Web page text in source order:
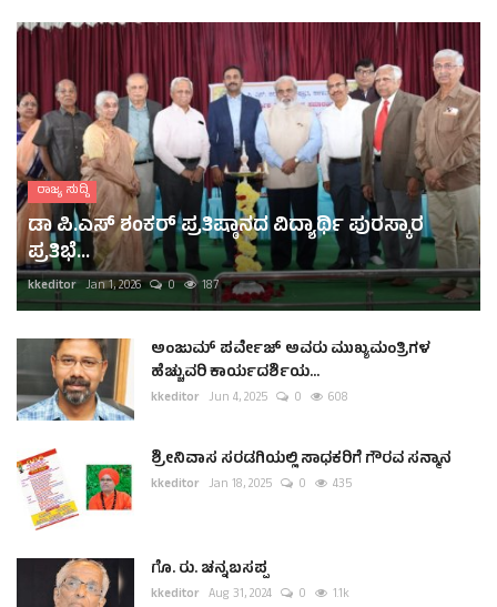
ರಾಜ್ಯ ಸುದ್ದಿ
ಡಾ ಪಿ.ಎಸ್ ಶಂಕರ್ ಪ್ರತಿಷ್ಠಾನದ ವಿದ್ಯಾರ್ಥಿ ಪುರಸ್ಕಾರ
ಪ್ರತಿಭೆ...
kkeditor Jan 1, 2026 0 187
ಅಂಜುಮ್ ಪರ್ವೇಜ್ ಅವರು ಮುಖ್ಯಮಂತ್ರಿಗಳ
ಹೆಚ್ಚುವರಿ ಕಾರ್ಯದರ್ಶಿಯ...
kkeditor Jun 4, 2025 0 608
ಶ್ರೀನಿವಾಸ ಸರಡಗಿಯಲ್ಲಿ ಸಾಧಕರಿಗೆ ಗೌರವ ಸನ್ಮಾನ
kkeditor Jan 18, 2025 0 435
ಗೊ. ರು. ಚನ್ನಬಸಪ್ಪ
kkeditor Aug 31, 2024 0 1.1k